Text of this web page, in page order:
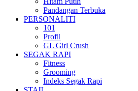
Pandangan Terbuka
PERSONALITI
101
Profil
GL Girl Crush
SEGAK RAPI
Fitness
Grooming
Indeks Segak Rapi